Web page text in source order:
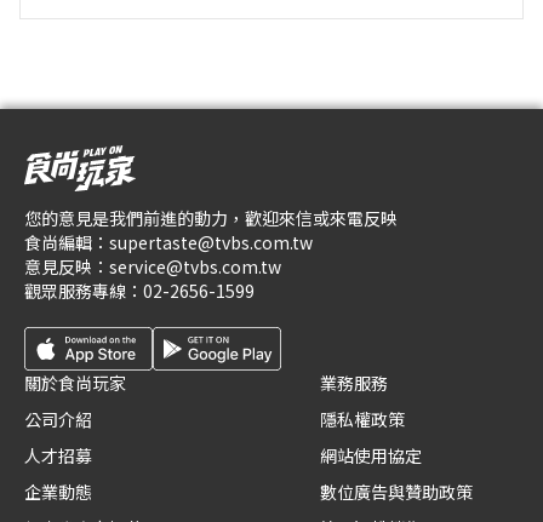
您的意見是我們前進的動力，歡迎來信或來電反映
食尚編輯： supertaste@tvbs.com.tw
意見反映： service@tvbs.com.tw
觀眾服務專線： 02-2656-1599
關於食尚玩家
公司介紹
人才招募
企業動態
業務服務
隱私權政策
網站使用協定
數位廣告與贊助政策